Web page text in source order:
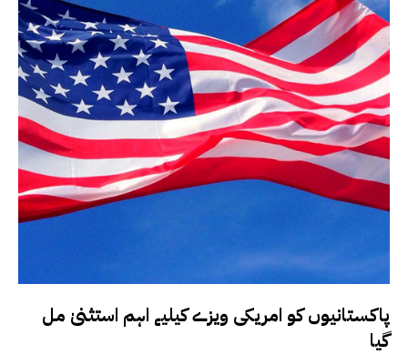
پاکستانیوں کو امریکی ویزے کیلیے اہم استثنیٰ مل
گیا